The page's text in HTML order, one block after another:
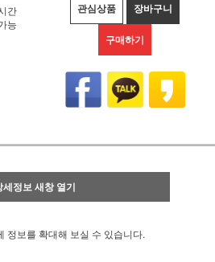
간
능
관심상품 장바구니
구매하기
세정보 새창 열기
정보를 확대해 보실 수 있습니다.